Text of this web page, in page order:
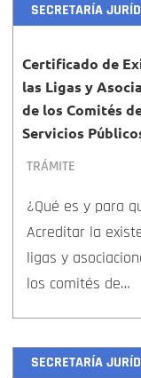
SECRETARÍA
Certificado de
las Ligas y
de los Comités
Servicios
TRÁMITE
¿Qué es y para
Acreditar la
ligas y
los comités de…
SECRETARÍA